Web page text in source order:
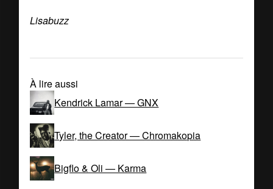
Lisabuzz
À lire aussi
Kendrick Lamar — GNX
Tyler, the Creator — Chromakopia
Bigflo & Oli — Karma